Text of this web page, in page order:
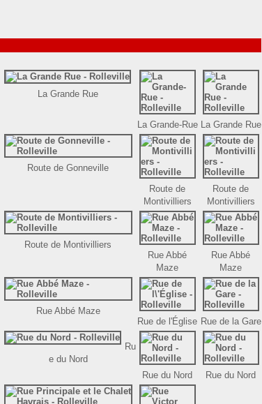
La Grande Rue
La Grande-Rue La Grande Rue
Route de Gonneville
Route de
Montivilliers
Route de
Montivilliers
Route de Montivilliers
Rue Abbé
Maze
Rue Abbé
Maze
Rue Abbé Maze
Rue de l'Église Rue de la Gare
Ru
e du Nord
Rue du Nord
Rue du Nord